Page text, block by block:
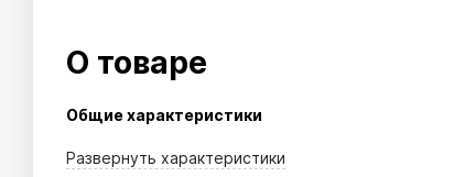
О товаре
Общие характеристики
Развернуть характеристики